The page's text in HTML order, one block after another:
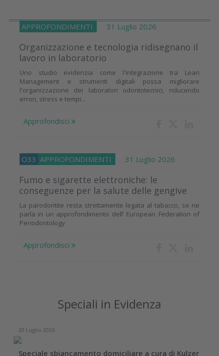
APPROFONDIMENTI 31 Luglio 2026
Organizzazione e tecnologia ridisegnano il
lavoro in laboratorio
Uno studio evidenzia come l'integrazione tra Lean
Management e strumenti digitali possa migliorare
l'organizzazione dei laboratori odontotecnici, riducendo
errori, stress e tempi...
Approfondisci
O33 APPROFONDIMENTI 31 Luglio 2026
Fumo e sigarette elettroniche: le
conseguenze per la salute delle gengive
La parodontite resta strettamente legata al tabacco, se ne
parla in un approfondimento dell’ European Federation of
Periodontology
Approfondisci
Speciali in Evidenza
20 Luglio 2026
Speciale sbiancamento domiciliare a cura di Kulzer